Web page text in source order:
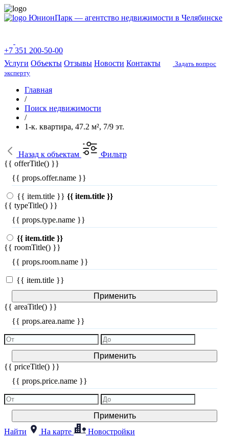
ЮнионПарк — агентство недвижимости в Челябинске
+7 351 200-50-00
Услуги Объекты Отзывы Новости Контакты
Задать вопрос
эксперту
Главная
/
Поиск недвижимости
/
1-к. квартира, 47.2 м², 7/9 эт.
Назад к объектам
Фильтр
{{ offerTitle() }}
{{ props.offer.name }}
{{ item.title }} {{ item.title }}
{{ typeTitle() }}
{{ props.type.name }}
{{ item.title }}
{{ roomTitle() }}
{{ props.room.name }}
{{ item.title }}
Применить
{{ areaTitle() }}
{{ props.area.name }}
Применить
{{ priceTitle() }}
{{ props.price.name }}
Применить
Найти
На карте Новостройки